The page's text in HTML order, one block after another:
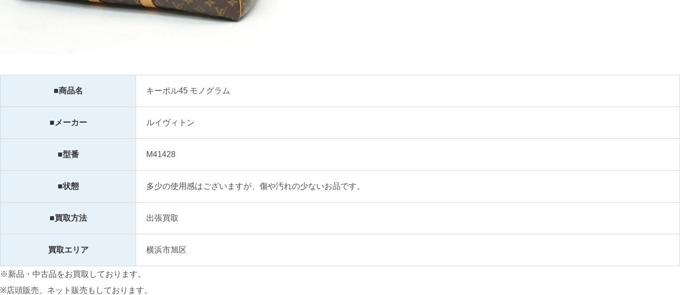
■商品名 キーポル45 モノグラム
■メーカー ルイヴィトン
■型番 M41428
■状態 多少の使用感はございますが、傷や汚れの少ないお品です。
■買取方法 出張買取
買取エリア 横浜市旭区
※新品・中古品をお買取しております。
※店頭販売、ネット販売もしております。